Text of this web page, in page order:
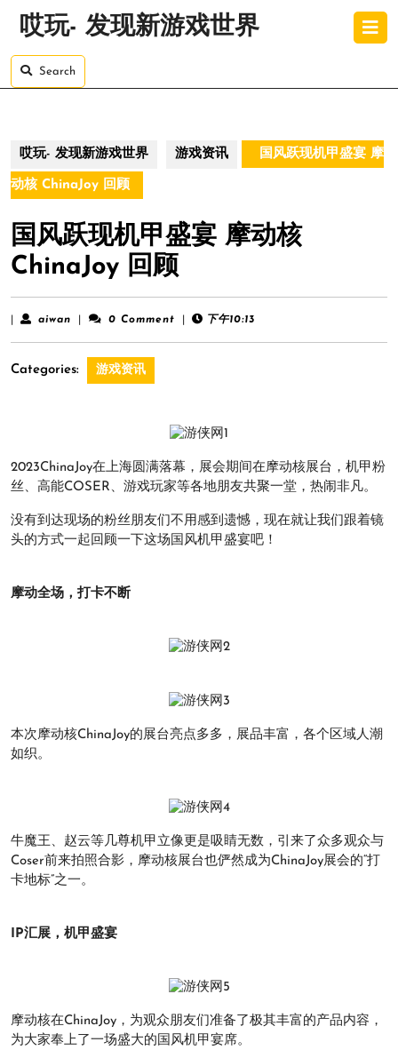
哎玩- 发现新游戏世界
Search
哎玩- 发现新游戏世界 游戏资讯 国风跃现机甲盛宴 摩
动核 ChinaJoy 回顾
国风跃现机甲盛宴 摩动核
ChinaJoy 回顾
aiwan aiwan 0 Comment 下午10:13
Categories: 游戏资讯
2023ChinaJoy在上海圆满落幕，展会期间在摩动核展台，机甲粉
丝、高能COSER、游戏玩家等各地朋友共聚一堂，热闹非凡。
没有到达现场的粉丝朋友们不用感到遗憾，现在就让我们跟着镜
头的方式一起回顾一下这场国风机甲盛宴吧！
摩动全场，打卡不断
本次摩动核ChinaJoy的展台亮点多多，展品丰富，各个区域人潮
如织。
牛魔王、赵云等几尊机甲立像更是吸睛无数，引来了众多观众与
Coser前来拍照合影，摩动核展台也俨然成为ChinaJoy展会的“打
卡地标”之一。
IP汇展，机甲盛宴
摩动核在ChinaJoy，为观众朋友们准备了极其丰富的产品内容，
为大家奉上了一场盛大的国风机甲宴席。